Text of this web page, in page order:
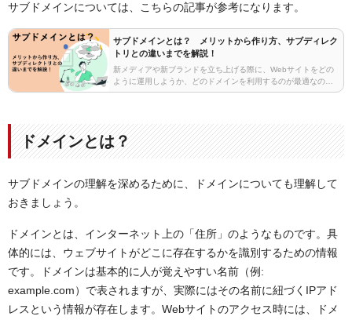
まとめ：サイトのテーマに応じて個別ドメイン、サブド
メイン・サブディレクトリを判断しよう！
サブドメインについては、こちらの記事が参考になります。
サブドメインとは？ メリットから作り方、サブディレク
トリとの違いまでを解説！
新メディアや新ブランドを立ち上げる際に、Webサイトをどの
ように運用しようか、どのドメインを利用するのが最適なのか
迷うことがあると思います。本稿では、メインサイトとは異な
ドメインとは？
サブドメインの理解を深めるために、ドメインについても理解して
おきましょう。
ドメインとは、インターネット上の「住所」のようなものです。具
体的には、ウェブサイトがどこに存在するかを識別するための情報
です。ドメインは基本的に人が覚えやすい名前（例:
example.com）で表されますが、実際にはその名前に紐づくIPアド
レスという情報が存在します。Webサイトのアクセス時には、ドメ